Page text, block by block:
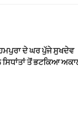
ਦੇ ਘਰ ਪੁੱਜੇ ਸੁਖਦੇਵ
ਸਿਧਾਂਤਾਂ ਤੋਂ ਭਟਕਿਆ